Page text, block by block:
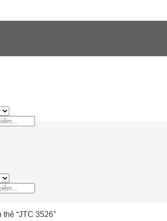
“JTC 3526”